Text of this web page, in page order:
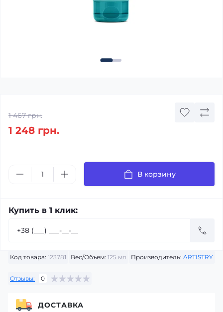
Код товара: 123781 Вес/Объем: 125 мл Производитель: ARTISTRY
Отзывы: 0
1 467 грн.
1 248 грн.
В корзину
Купить в 1 клик:
ДОСТАВКА